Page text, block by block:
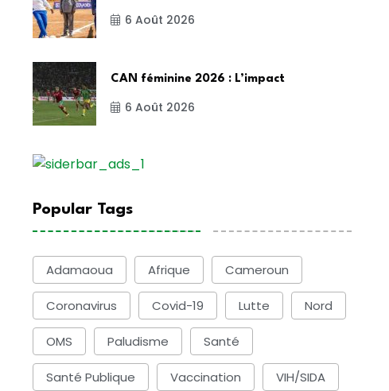
6 Août 2026
CAN féminine 2026 : L’impact
6 Août 2026
Popular Tags
Adamaoua Afrique Cameroun
Coronavirus Covid-19 Lutte Nord
OMS Paludisme Santé
Santé Publique Vaccination VIH/SIDA